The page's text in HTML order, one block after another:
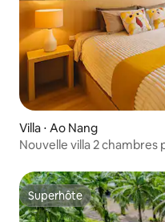
Villa ⋅ Ao Nang
Nouvelle villa 2 chambres
Superhôte
Superhôte